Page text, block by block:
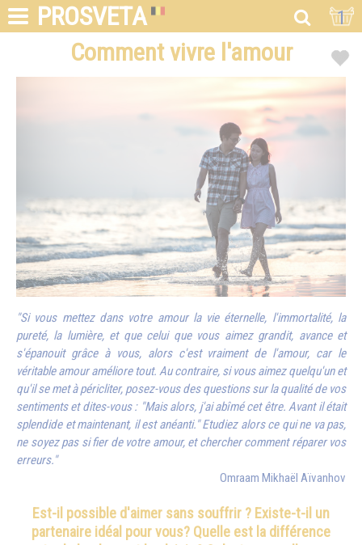
PROSVETA 1
Comment vivre l'amour
"Si vous mettez dans votre amour la vie éternelle, l'immortalité, la
pureté, la lumière, et que celui que vous aimez grandit, avance et
s'épanouit grâce à vous, alors c'est vraiment de l'amour, car le
véritable amour améliore tout. Au contraire, si vous aimez quelqu'un et
qu'il se met à péricliter, posez-vous des questions sur la qualité de vos
sentiments et dites-vous : "Mais alors, j'ai abîmé cet être. Avant il était
splendide et maintenant, il est anéanti." Etudiez alors ce qui ne va pas,
ne soyez pas si fier de votre amour, et chercher comment réparer vos
erreurs."
Omraam Mikhaël Aïvanhov
Est-il possible d'aimer sans souffrir ? Existe-t-il un
partenaire idéal pour vous? Quelle est la différence